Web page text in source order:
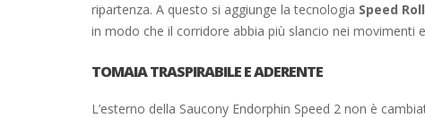
ripartenza. A questo si aggiunge la tecnologia Speed ​​Roll
in modo che il corridore abbia più slancio nei movimenti
TOMAIA TRASPIRABILE E ADERENTE
L’esterno della Saucony Endorphin Speed ​​2 non è